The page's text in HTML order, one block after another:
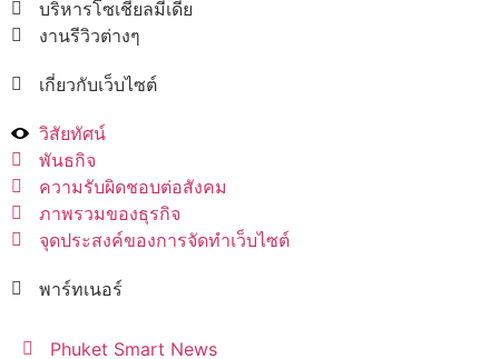
บริหารโซเชียลมีเดีย
งานรีวิวต่างๆ
เกี่ยวกับเว็บไซต์
วิสัยทัศน์
พันธกิจ
ความรับผิดชอบต่อสังคม
ภาพรวมของธุรกิจ
จุดประสงค์ของการจัดทำเว็บไซต์
พาร์ทเนอร์
Phuket Smart News